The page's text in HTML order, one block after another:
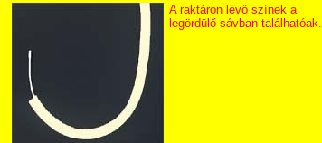
A raktáron lévő színek a
legördülő sávban találhatóak.